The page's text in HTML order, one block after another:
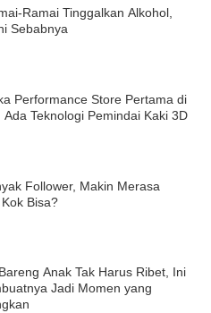
Ramai Tinggalkan Alkohol,
Sebabnya
Performance Store Pertama di
Ada Teknologi Pemindai Kaki 3D
Follower, Makin Merasa
Bisa?
Anak Tak Harus Ribet, Ini
Jadi Momen yang